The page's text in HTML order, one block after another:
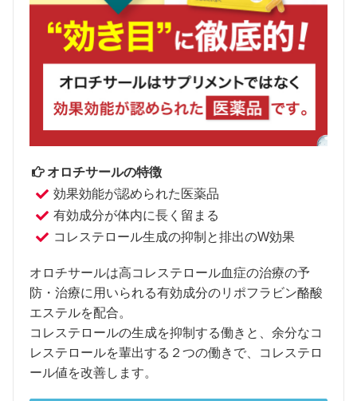
オロチサールの特徴
効果効能が認められた医薬品
有効成分が体内に長く留まる
コレステロール生成の抑制と排出のW効果
オロチサールは高コレステロール血症の治療の予
防・治療に用いられる有効成分のリポフラビン酪酸
エステルを配合。
コレステロールの生成を抑制する働きと、余分なコ
レステロールを輩出する２つの働きで、コレステロ
ール値を改善します。